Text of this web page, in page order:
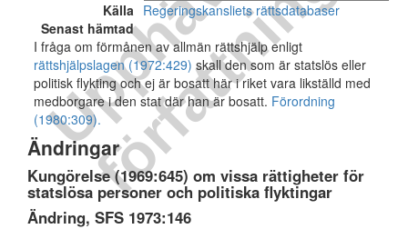
g
Källa Regeringskansliets rättsdatabaser
Senast hämtad
I fråga om förmånen av allmän rättshjälp enligt
rättshjälpslagen (1972:429) skall den som är statslös eller
politisk flykting och ej är bosatt här i riket vara likställd med
medborgare i den stat där han är bosatt. Förordning
(1980:309).
Ändringar
Kungörelse (1969:645) om vissa rättigheter för
statslösa personer och politiska flyktingar
Ändring, SFS 1973:146